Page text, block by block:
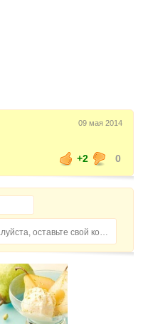
09 мая 2014
+2
0
Домохозяйка, пожалуйста, оставьте свой комментарий...